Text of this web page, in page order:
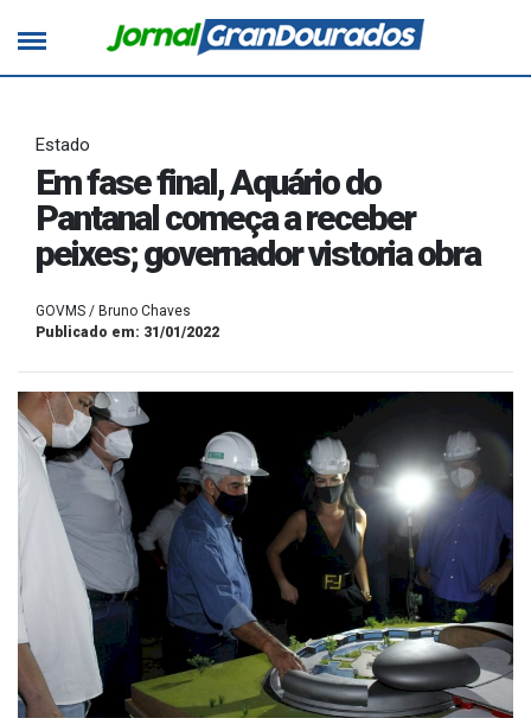
Estado
Em fase final, Aquário do
Pantanal começa a receber
peixes; governador vistoria obra
GOVMS / Bruno Chaves
Publicado em: 31/01/2022